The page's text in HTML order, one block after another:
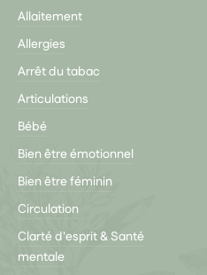
Allaitement
Allergies
Arrêt du tabac
Articulations
Bébé
Bien être émotionnel
Bien être féminin
Circulation
Clarté d'esprit & Santé
mentale